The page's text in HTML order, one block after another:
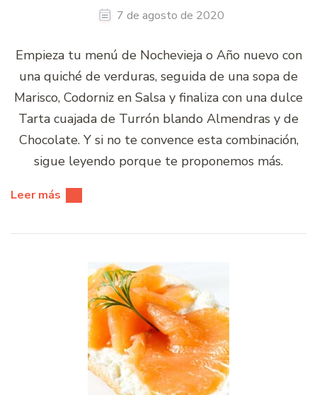
7 de agosto de 2020
Empieza tu menú de Nochevieja o Año nuevo con
una quiché de verduras, seguida de una sopa de
Marisco, Codorniz en Salsa y finaliza con una dulce
Tarta cuajada de Turrón blando Almendras y de
Chocolate. Y si no te convence esta combinación,
sigue leyendo porque te proponemos más.
Leer más